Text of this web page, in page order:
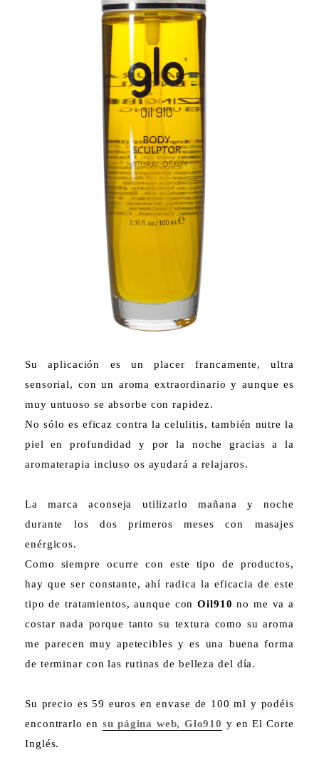
Su aplicación es un placer francamente, ultra
sensorial, con un aroma extraordinario y aunque es
muy untuoso se absorbe con rapidez.
No sólo es eficaz contra la celulitis, también nutre la
piel en profundidad y por la noche gracias a la
aromaterapia incluso os ayudará a relajaros.
La marca aconseja utilizarlo mañana y noche
durante los dos primeros meses con masajes
enérgicos.
Como siempre ocurre con este tipo de productos,
hay que ser constante, ahí radica la eficacia de este
tipo de tratamientos, aunque conOil910 no me va a
costar nada porque tanto su textura como su aroma
me parecen muy apetecibles y es una buena forma
de terminar con las rutinas de belleza del día.
Su precio es 59 euros en envase de 100 ml y podéis
encontrarlo en su página web, Glo910 y en El Corte
Inglés.